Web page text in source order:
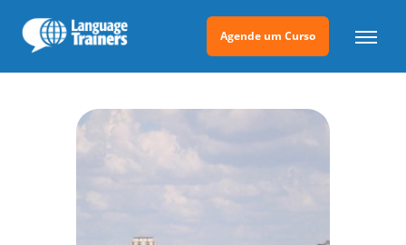
Agende um Curso